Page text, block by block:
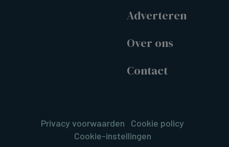
Adverteren
Over ons
Contact
Privacy voorwaarden
Cookie policy
Cookie-instellingen